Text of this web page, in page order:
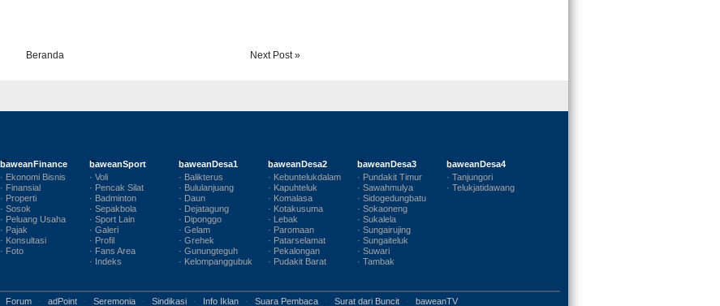
Next Post »
Beranda
baweanFinance
· Ekonomi Bisnis
· Finansial
· Properti
· Sosok
· Peluang Usaha
· Pajak
· Konsultasi
· Foto
baweanSport
· Voli
· Pencak Silat
· Badminton
· Sepakbola
· Sport Lain
· Galeri
· Profil
· Fans Area
· Indeks
baweanDesa1
· Balikterus
· Bululanjuang
· Daun
· Dejatagung
· Diponggo
· Gelam
· Grehek
· Gunungteguh
· Kelompanggubuk
baweanDesa2
· Kebuntelukdalam
· Kapuhteluk
· Komalasa
· Kotakusuma
· Lebak
· Paromaan
· Patarselamat
· Pekalongan
· Pudakit Barat
baweanDesa3
· Pundakit Timur
· Sawahmulya
· Sidogedungbatu
· Sokaoneng
· Sukalela
· Sungairujing
· Sungaiteluk
· Suwari
· Tambak
baweanDesa4
· Tanjungori
· Telukjatidawang
Forum · adPoint · Seremonia · Sindikasi · Info Iklan · Suara Pembaca · Surat dari Buncit · baweanTV